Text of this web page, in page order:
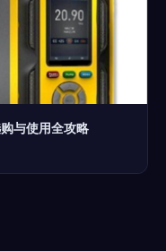
与使用全攻略